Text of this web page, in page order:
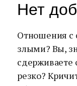
Нет
Отношения с
злыми? Вы,
сдерживаете
резко?